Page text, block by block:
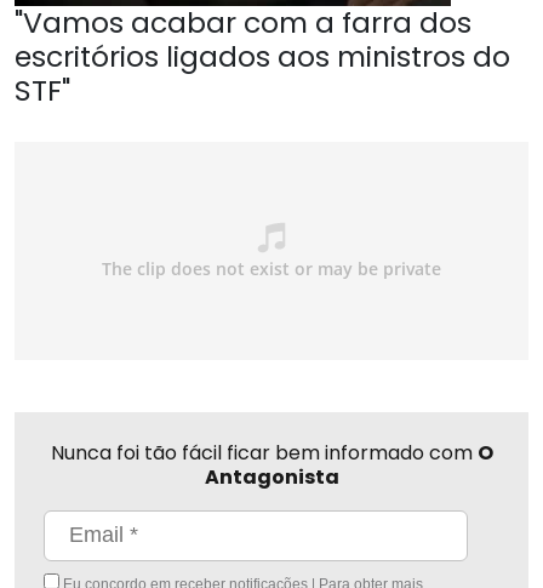
"Vamos acabar com a farra dos
escritórios ligados aos ministros do
STF"
Nunca foi tão fácil ficar bem informado com O
Antagonista
Eu concordo em receber notificações | Para obter mais